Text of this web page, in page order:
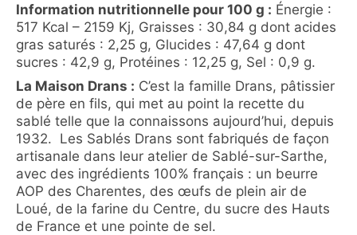
Information nutritionnelle pour 100 g : Énergie :
517 Kcal – 2159 Kj, Graisses : 30,84 g dont acides
gras saturés : 2,25 g, Glucides : 47,64 g dont
sucres : 42,9 g, Protéines : 12,25 g, Sel : 0,9 g.
La Maison Drans : C’est la famille Drans, pâtissier
de père en fils, qui met au point la recette du
sablé telle que la connaissons aujourd’hui, depuis
1932. Les Sablés Drans sont fabriqués de façon
artisanale dans leur atelier de Sablé-sur-Sarthe,
avec des ingrédients 100% français : un beurre
AOP des Charentes, des œufs de plein air de
Loué, de la farine du Centre, du sucre des Hauts
de France et une pointe de sel.